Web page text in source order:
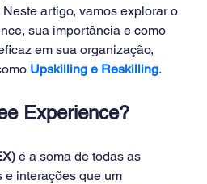
artigo, vamos explorar o
sua importância e como
em sua organização,
Upskilling e Reskilling.
Experience?
é a soma de todas as
e interações que um